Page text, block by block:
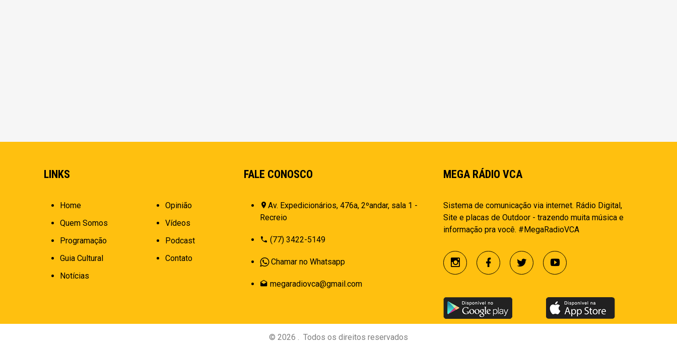
LINKS
Home
Quem Somos
Programação
Guia Cultural
Notícias
Opinião
Vídeos
Podcast
Contato
FALE CONOSCO
Av. Expedicionários, 476a, 2ºandar, sala 1 -
Recreio
(77) 3422-5149
Chamar no Whatsapp
megaradiovca@gmail.com
MEGA RÁDIO VCA
Sistema de comunicação via internet. Rádio Digital,
Site e placas de Outdoor - trazendo muita música e
informação pra você. #MegaRadioVCA
© 2026 . Todos os direitos reservados